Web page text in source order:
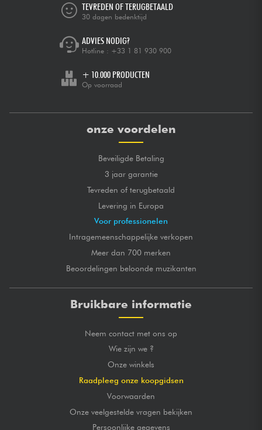
TEVREDEN OF TERUGBETAALD
30 dagen bedenktijd
ADVIES NODIG?
Hotline : +33 1 81 930 900
+ 10.000 PRODUCTEN
Op voorraad
onze voordelen
Beveiligde Betaling
3 jaar garantie
Tevreden of terugbetaald
Levering in Europa
Voor professionelen
Intragemeenschappelijke verkopen
Meer dan 700 merken
Beoordelingen beloonde muzikanten
Bruikbare informatie
Neem contact met ons op
Wie zijn we ?
Onze winkels
Raadpleeg onze koopgidsen
Voorwaarden
Onze veelgestelde vragen bekijken
Persoonlijke gegevens